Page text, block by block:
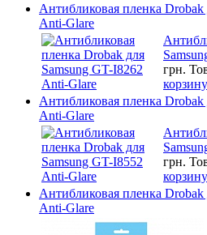
Антибликовая пленка Drobak
Anti-Glare
грн.
корзину
Антибликовая пленка Drobak
Anti-Glare
грн.
корзину
Антибликовая пленка Drobak
Anti-Glare